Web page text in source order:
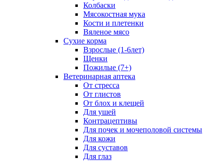
Колбаски
Мясокостная мука
Кости и плетенки
Вяленое мясо
Сухие корма
Взрослые (1-6лет)
Щенки
Пожилые (7+)
Ветеринарная аптека
От стресса
От глистов
От блох и клещей
Для ушей
Контрацептивы
Для почек и мочеполовой системы
Для кожи
Для суставов
Для глаз